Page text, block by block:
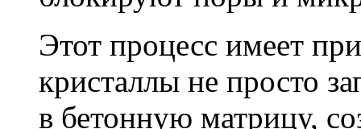
Этот процесс имеет
кристаллы не просто
в бетонную матрицу,